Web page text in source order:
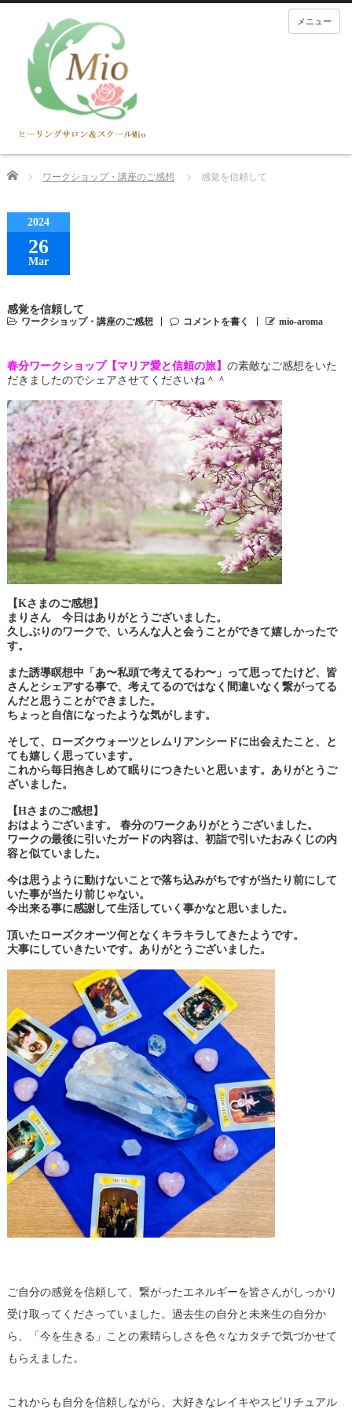
メニュー
Home ワークショップ・講座のご感想 感覚を信頼して
2024
26
Mar
感覚を信頼して
ワークショップ・講座のご感想 コメントを書く mio-aroma
春分ワークショップ【マリア愛と信頼の旅】 の素敵なご感想をいた
だきましたのでシェアさせてくださいね＾＾
【Kさまのご感想】
まりさん 今日はありがとうございました。
久しぶりのワークで、いろんな人と会うことができて嬉しかったで
す。
また誘導瞑想中「あ〜私頭で考えてるわ〜」って思ってたけど、 皆
さんとシェアする事で、考えてるのではなく 間違いなく繋がってる
んだと思うことができました。
ちょっと自信になったような気がします。
そして、ローズクウォーツとレムリアンシードに出会えたこと、
と
ても嬉しく思っています。
これから毎日抱きしめて眠りにつきたいと思います。 ありがとうご
ざいました。
【Hさまのご感想】
おはようございます。 春分のワークありがとうございました。
ワークの最後に引いたガードの内容は、 初詣で引いたおみくじの内
容と似ていました。
今は思うように動けないことで落ち込みがちですが当たり前にして
いた事が当たり前じゃない。
今出来る事に感謝して生活していく事かなと思いました。
頂いたローズクオーツ何となくキラキラしてきたようです。
大事にしていきたいです。ありがとうございました。
ご自分の感覚を信頼して、繋がったエネルギーを皆さんがしっかり
受け取ってくださっていました。過去生の自分と未来生の自分か
ら、「今を生きる」ことの素晴らしさを色々なカタチで気づかせて
もらえました。
これからも自分を信頼しながら、大好きなレイキやスピリチュアル